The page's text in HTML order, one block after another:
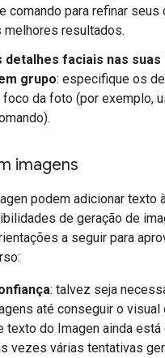
comando para refinar seus
melhores resultados.
detalhes faciais nas suas
grupo: especifique os
da foto (por exemplo,
imagens
podem adicionar texto
de geração de
a seguir para
: talvez seja
até conseguir o visual
texto do Imagen ainda está
vezes várias tentativas